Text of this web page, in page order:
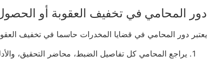
دور المحامي في تخفيف العقوبة أو
يعتبر دور المحامي في قضايا المخدرات حاسما في تخفيف
يراجع المحامي كل تفاصيل الضبط، محاضر التحقيق،